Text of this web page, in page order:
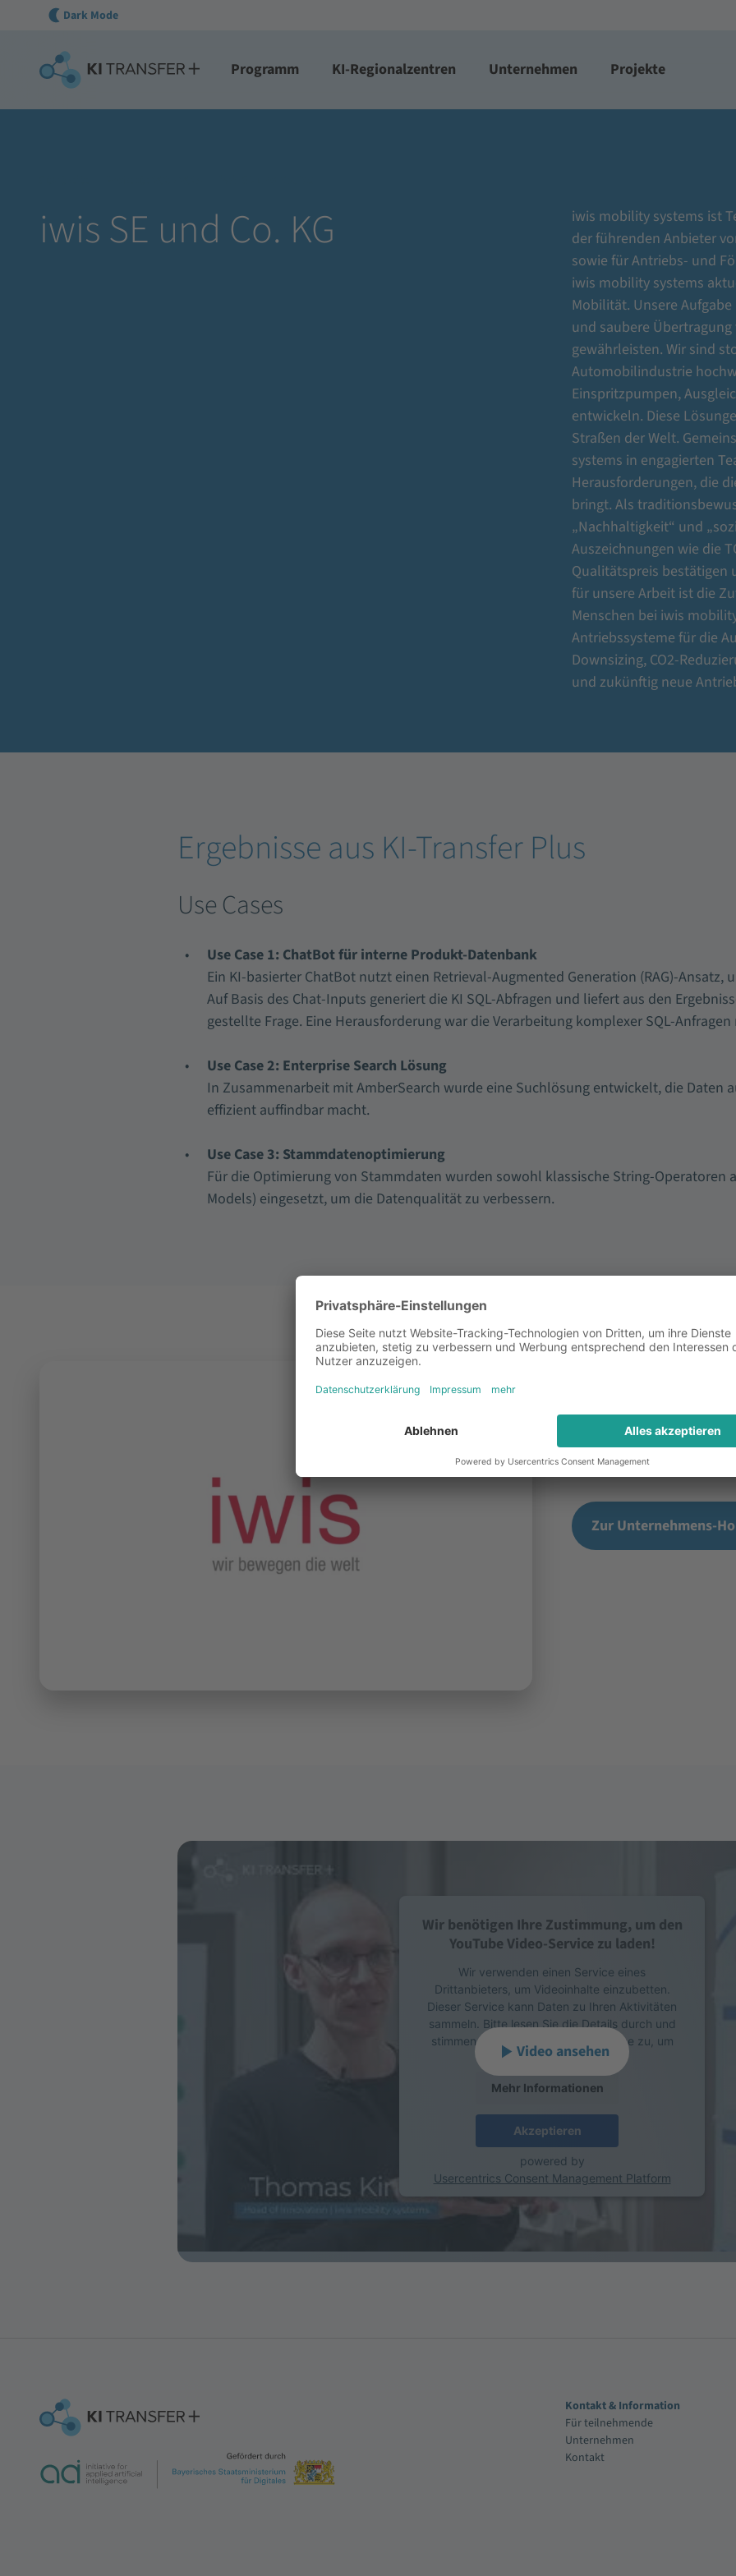
Dark Mode
Programm KI-Regionalzentren Unternehmen Projekte
iwis SE und Co. KG
iwis mobility systems ist
der führenden Anbieter
sowie für Antriebs- und
iwis mobility systems
Mobilität. Unsere
und saubere
gewährleisten. Wir sind
Automobilindustrie
Einspritzpumpen,
entwickeln. Diese
Straßen der Welt.
systems in engagierten
Herausforderungen, die
bringt. Als
„Nachhaltigkeit“ und
Auszeichnungen wie die
Qualitätspreis bestätigen
für unsere Arbeit ist die
Menschen bei iwis
Antriebssysteme für die
Downsizing, CO2-
und zukünftig neue
Ergebnisse aus KI-Transfer Plus
Use Cases
Use Case 1: ChatBot für interne Produkt-Datenbank
Ein KI-basierter ChatBot nutzt einen Retrieval-Augmented Generation (RAG)-Ansatz,
Auf Basis des Chat-Inputs generiert die KI SQL-Abfragen und liefert aus den
gestellte Frage. Eine Herausforderung war die Verarbeitung komplexer SQL-
Use Case 2: Enterprise Search Lösung
In Zusammenarbeit mit AmberSearch wurde eine Suchlösung entwickelt, die Daten
effizient auffindbar macht.
Use Case 3: Stammdatenoptimierung
Für die Optimierung von Stammdaten wurden sowohl klassische String-Operatoren
Models) eingesetzt, um die Datenqualität zu verbessern.
Zur Unternehmens-
Wir benötigen Ihre Zustimmung, um den
YouTube Video-Service zu laden!
Wir verwenden einen Service eines
Drittanbieters, um Videoinhalte einzubetten.
Dieser Service kann Daten zu Ihren Aktivitäten
sammeln. Bitte lesen Sie die Details durch und
stimmen Sie der Nutzung des Service zu, um
dieses Video anzusehen.
Mehr Informationen
Akzeptieren
powered by
Usercentrics Consent Management Platform
Video ansehen
Kontakt & Information
Für teilnehmende
Unternehmen
Kontakt